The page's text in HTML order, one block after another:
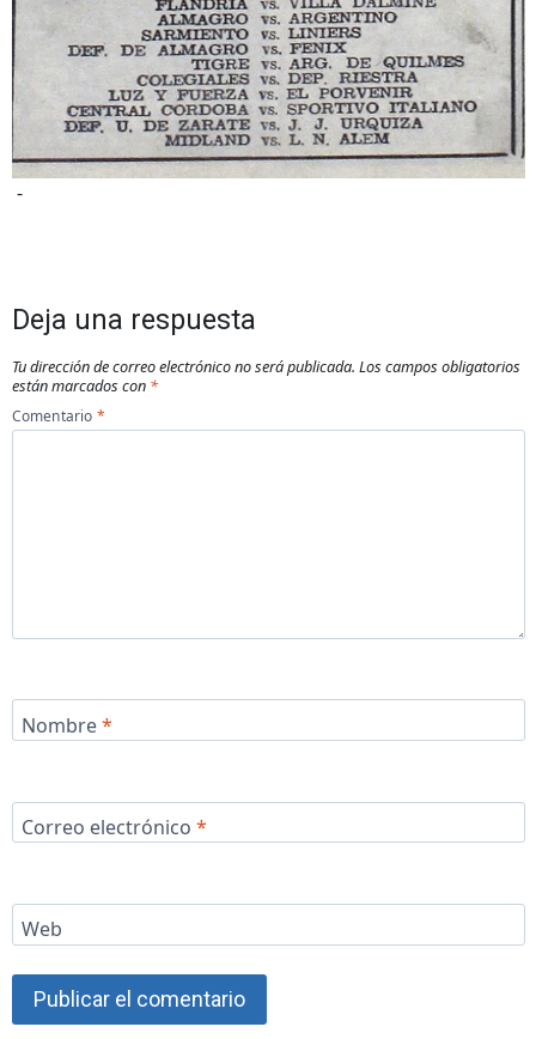
-
Deja una respuesta
Tu dirección de correo electrónico no será publicada. Los campos obligatorios
están marcados con *
Comentario *
Nombre*
Correo electrónico *
Web